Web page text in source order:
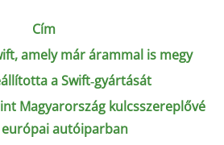
Cím
amely már árammal is megy
a Swift‑gyártását
Magyarország kulcsszereplővé
autóiparban